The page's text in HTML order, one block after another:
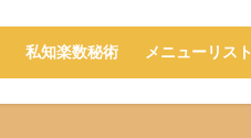
私知楽数秘術 メニューリスト